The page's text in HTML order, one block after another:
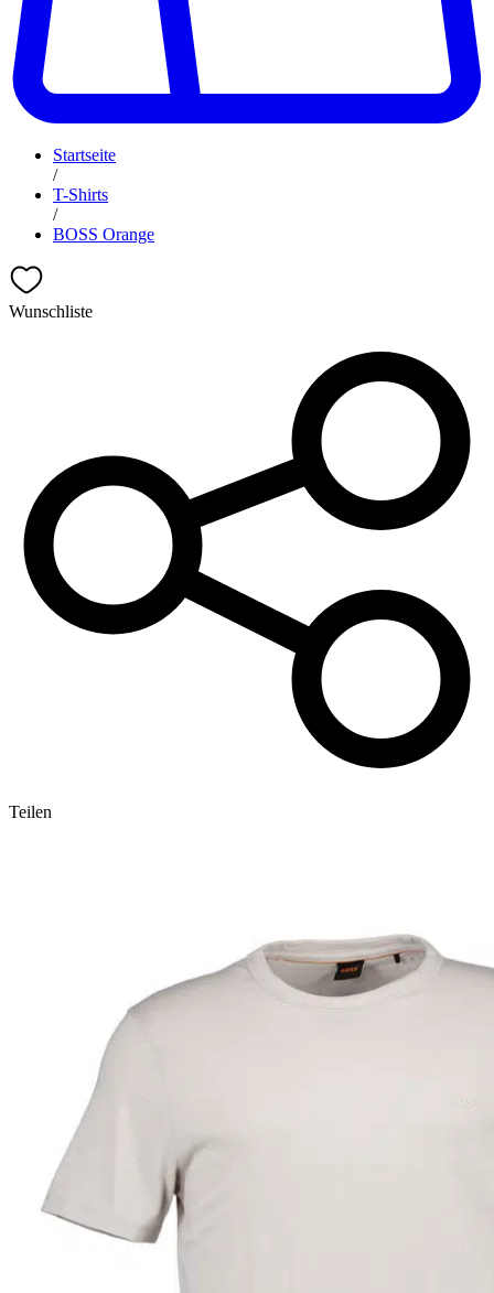
Startseite
/
T-Shirts
/
BOSS Orange
Wunschliste
Teilen